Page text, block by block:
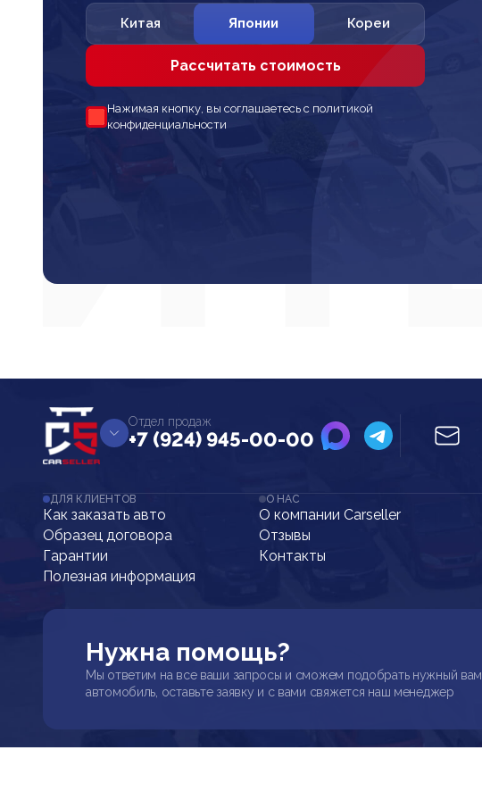
Китая Японии Кореи
Рассчитать стоимость
Нажимая кнопку, вы соглашаетесь с политикой
конфиденциальности
Отдел продаж
+7 (924) 945-00-00
ДЛЯ КЛИЕНТОВ
Как заказать авто
Образец договора
Гарантии
Полезная информация
О НАС
О компании Carseller
Отзывы
Контакты
Нужна помощь?
Мы ответим на все ваши запросы и сможем подобрать нужный вам
автомобиль, оставьте заявку и с вами свяжется наш менеджер